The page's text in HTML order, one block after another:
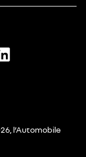
l’Automobile